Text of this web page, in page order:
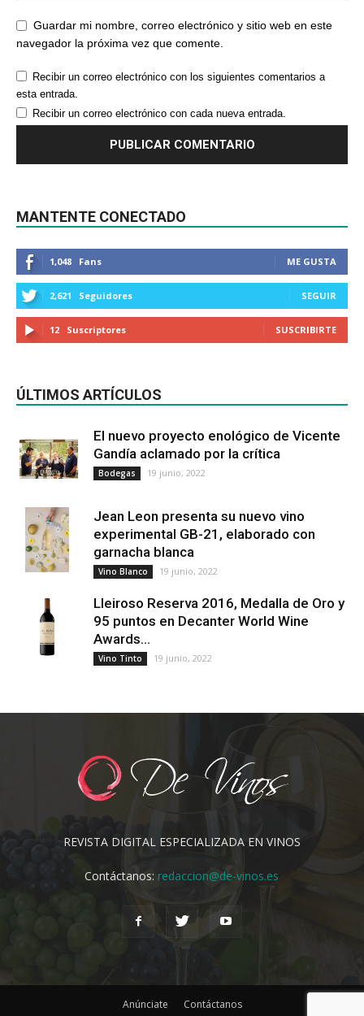
Guardar mi nombre, correo electrónico y sitio web en este
navegador la próxima vez que comente.
Recibir un correo electrónico con los siguientes comentarios a
esta entrada.
Recibir un correo electrónico con cada nueva entrada.
MANTENTE CONECTADO
1,048 Fans ME GUSTA
2,621 Seguidores SEGUIR
12 Suscriptores SUSCRIBIRTE
ÚLTIMOS ARTÍCULOS
El nuevo proyecto enológico de Vicente
Gandía aclamado por la crítica
Bodegas 19 junio, 2022
Jean Leon presenta su nuevo vino
experimental GB-21, elaborado con
garnacha blanca
Vino Blanco 19 junio, 2022
Lleiroso Reserva 2016, Medalla de Oro y
95 puntos en Decanter World Wine
Awards...
Vino Tinto 19 junio, 2022
REVISTA DIGITAL ESPECIALIZADA EN VINOS
Contáctanos:redaccion@de-vinos.es
Anúnciate Contáctanos